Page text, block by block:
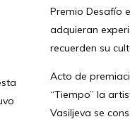
Premio Desafío
adquieran
recuerden su
Acto de
“Tiempo” la
Vasiljeva se